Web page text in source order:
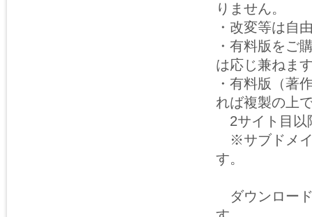
りません。
・改変等は自
・有料版をご
は応じ兼ねま
・有料版（著
れば複製の上
2サイト目以
※サブドメイ
す。
ダウンロー